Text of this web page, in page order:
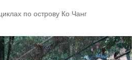
по острову Ко Чанг